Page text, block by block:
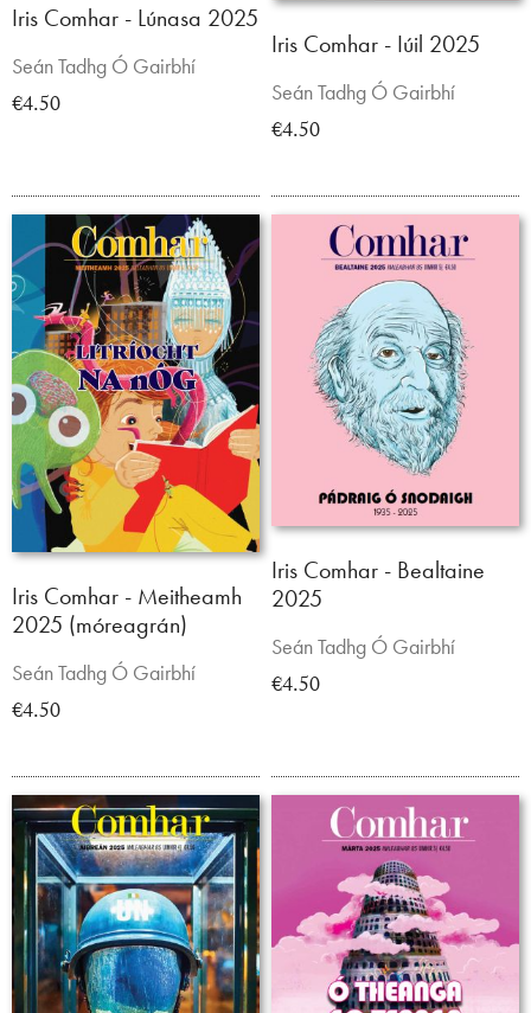
Iris Comhar - Lúnasa 2025
Seán Tadhg Ó Gairbhí
€4.50
Iris Comhar - Iúil 2025
Seán Tadhg Ó Gairbhí
€4.50
Iris Comhar - Meitheamh
2025 (móreagrán)
Seán Tadhg Ó Gairbhí
€4.50
Iris Comhar - Bealtaine
2025
Seán Tadhg Ó Gairbhí
€4.50